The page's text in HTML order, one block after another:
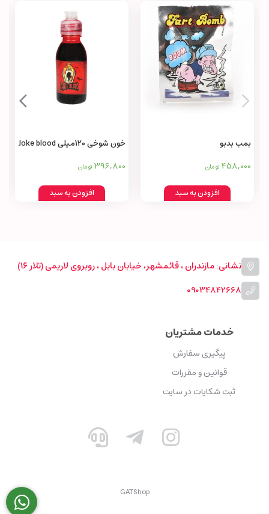
بمب بدبو
458,000 تومان
افزودن به سبد
خون شوخی 120میلی Joke blood
396,800 تومان
افزودن به سبد
نشانی: مازندران ، قائمشهر، خیابان بابل ، روبروی لاریمی (تلار ۱۶)
09034842668
خدمات مشتریان
پیگیری سفارش
قوانین و مقررات
ثبت شکایات در سایت
GATShop